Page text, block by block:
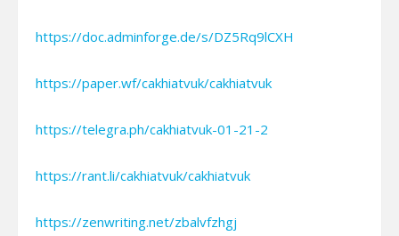
https://doc.adminforge.de/s/DZ5Rq9lCXH
https://paper.wf/cakhiatvuk/cakhiatvuk
https://telegra.ph/cakhiatvuk-01-21-2
https://rant.li/cakhiatvuk/cakhiatvuk
https://zenwriting.net/zbalvfzhgj